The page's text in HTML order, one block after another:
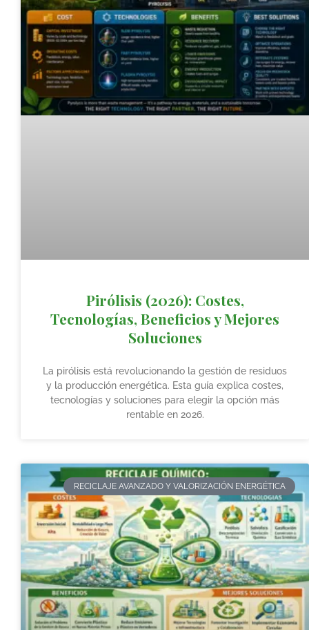
Pirólisis (2026): Costes,
Tecnologías, Beneficios y Mejores
Soluciones
La pirólisis está revolucionando la gestión de residuos
y la producción energética. Esta guía explica costes,
tecnologías y soluciones para elegir la opción más
rentable en 2026.
RECICLAJE AVANZADO Y VALORIZACIÓN ENERGÉTICA